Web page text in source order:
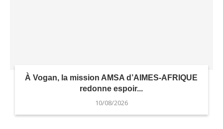
À Vogan, la mission AMSA d’AIMES-AFRIQUE
redonne espoir...
10/08/2026